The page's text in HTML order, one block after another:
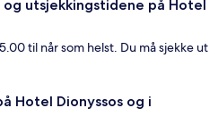
og utsjekkingstidene på Hotel
til når som helst. Du må sjekke ut
Hotel Dionyssos og i